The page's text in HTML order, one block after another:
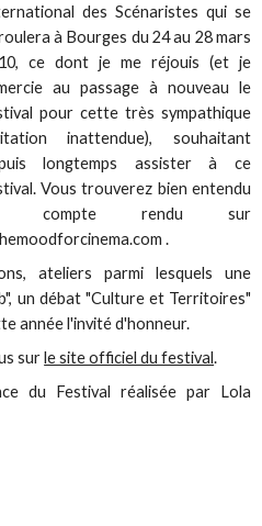
des Scénaristes qui se
à Bourges du 24 au 28 mars
ce dont je me réjouis (et je
au passage à nouveau le
pour cette très sympathique
inattendue), souhaitant
longtemps assister à ce
Vous trouverez bien entendu
compte rendu sur
.
ateliers parmi lesquels une
un débat "Culture et Territoires"
année l'invité d'honneur.
surle site officiel du festival.
du Festival réalisée par Lola